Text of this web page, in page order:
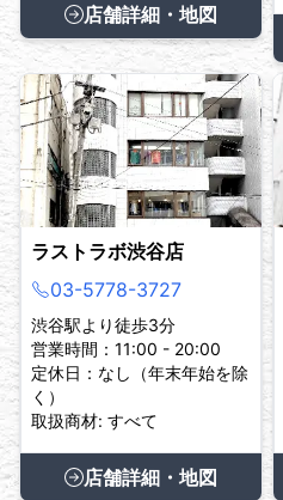
店舗詳細・地図
ラストラボ渋谷店
03-5778-3727
渋谷駅より徒歩3分
営業時間：11:00 - 20:00
定休日：なし（年末年始を除
く）
取扱商材: すべて
店舗詳細・地図